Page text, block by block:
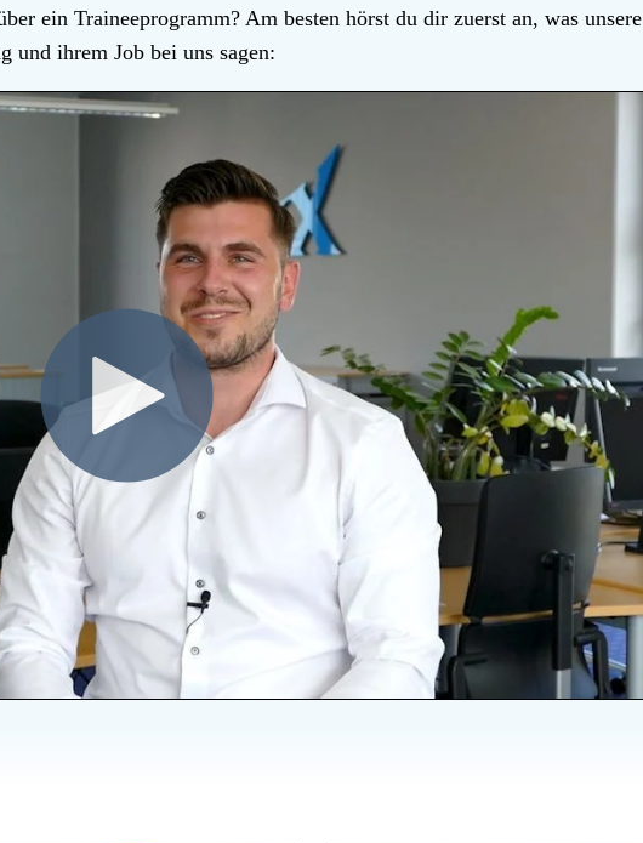
ein Traineeprogramm? Am besten hörst du dir zuerst an, was unsere
und ihrem Job bei uns sagen: